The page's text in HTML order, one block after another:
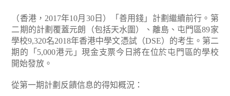
（香港，2017年10月30日）「善用錢」計劃繼續前行。第
二期的計劃覆蓋元朗（包括天水圍）、離島、屯門區89家
學校9,320名2018年香港中學文憑試（DSE）的考生。第二
期的「5,000港元」現金支票今日將在位於屯門區的學校
開始發放。
從第一期計劃反饋信息的得知概況：